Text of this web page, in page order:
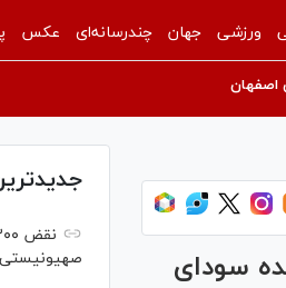
ورزشی جهان چندرسانه‌ای عکس
اصفهان
سودای
صهیونیستی؛ هزار و ۲۵۰